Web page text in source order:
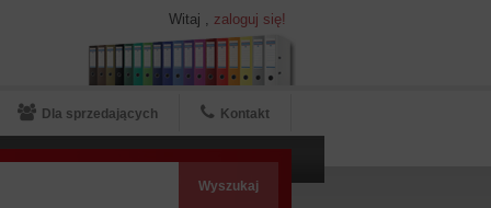
Dla sprzedających Kontakt
Witaj , zaloguj się!